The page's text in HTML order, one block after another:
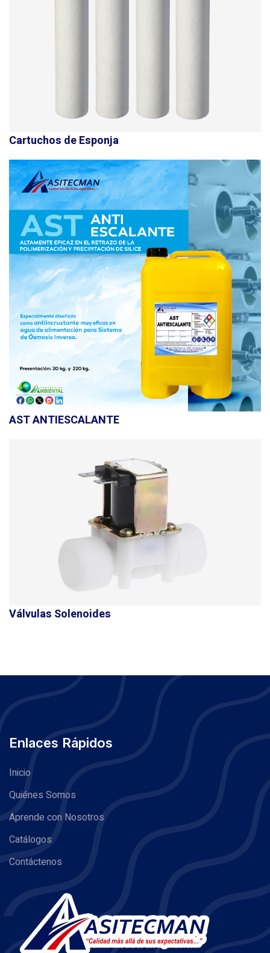
Cartuchos de Esponja
AST ANTIESCALANTE
Válvulas Solenoides
Enlaces Rápidos
Inicio
Quiénes Somos
Aprende con Nosotros
Catálogos
Contáctenos